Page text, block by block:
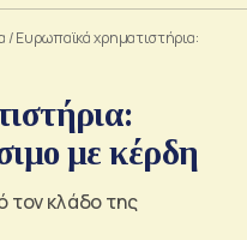
/Ευρωπαϊκά χρηματιστήρια:
με κέρδη
τον κλάδο της